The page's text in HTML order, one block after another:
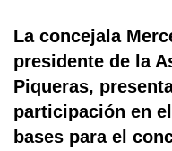
La concejala
presidente de la
Piqueras,
participación en
bases para el